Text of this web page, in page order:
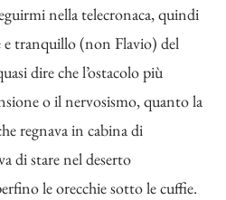
nella telecronaca, quindi
tranquillo (non Flavio) del
dire che l’ostacolo più
o il nervosismo, quanto la
regnava in cabina di
di stare nel deserto
le orecchie sotto le cuffie.